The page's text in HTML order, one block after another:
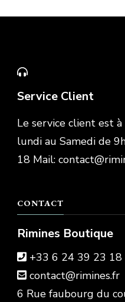
Service Client
Le service client est
lundi au Samedi de
18 Mail:
CONTACT
Rimines Boutique
+33 6 24 39 23 18
contact@rimines.fr
6 Rue faubourg du